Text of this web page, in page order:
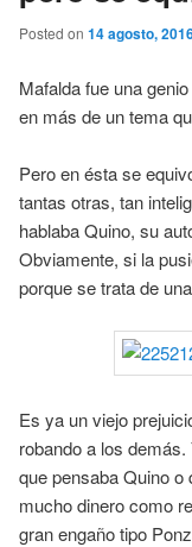
Posted on 14 agosto,
Mafalda fue una
en más de un tema
Pero en ésta se
tantas otras, tan
hablaba Quino, su
Obviamente, si la
porque se trata de
Es ya un viejo
robando a los
que pensaba Quino
mucho dinero como
gran engaño tipo